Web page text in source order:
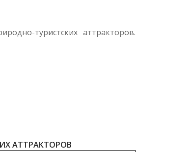
туристских аттракторов.
АТТРАКТОРОВ